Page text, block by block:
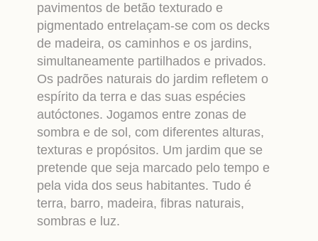
pavimentos de betão texturado e
pigmentado entrelaçam-se com os decks
de madeira, os caminhos e os jardins,
simultaneamente partilhados e privados.
Os padrões naturais do jardim refletem o
espírito da terra e das suas espécies
autóctones. Jogamos entre zonas de
sombra e de sol, com diferentes alturas,
texturas e propósitos. Um jardim que se
pretende que seja marcado pelo tempo e
pela vida dos seus habitantes. Tudo é
terra, barro, madeira, fibras naturais,
sombras e luz.